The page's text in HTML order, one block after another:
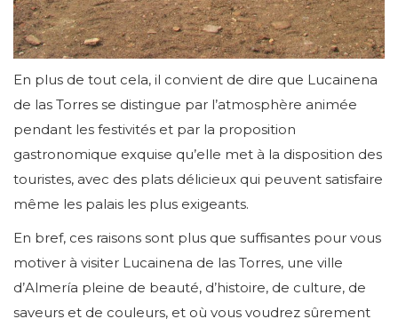
En plus de tout cela, il convient de dire que Lucainena
de las Torres se distingue par l’atmosphère animée
pendant les festivités et par la proposition
gastronomique exquise qu’elle met à la disposition des
touristes, avec des plats délicieux qui peuvent satisfaire
même les palais les plus exigeants.
En bref, ces raisons sont plus que suffisantes pour vous
motiver à visiter Lucainena de las Torres, une ville
d’Almería pleine de beauté, d’histoire, de culture, de
saveurs et de couleurs, et où vous voudrez sûrement